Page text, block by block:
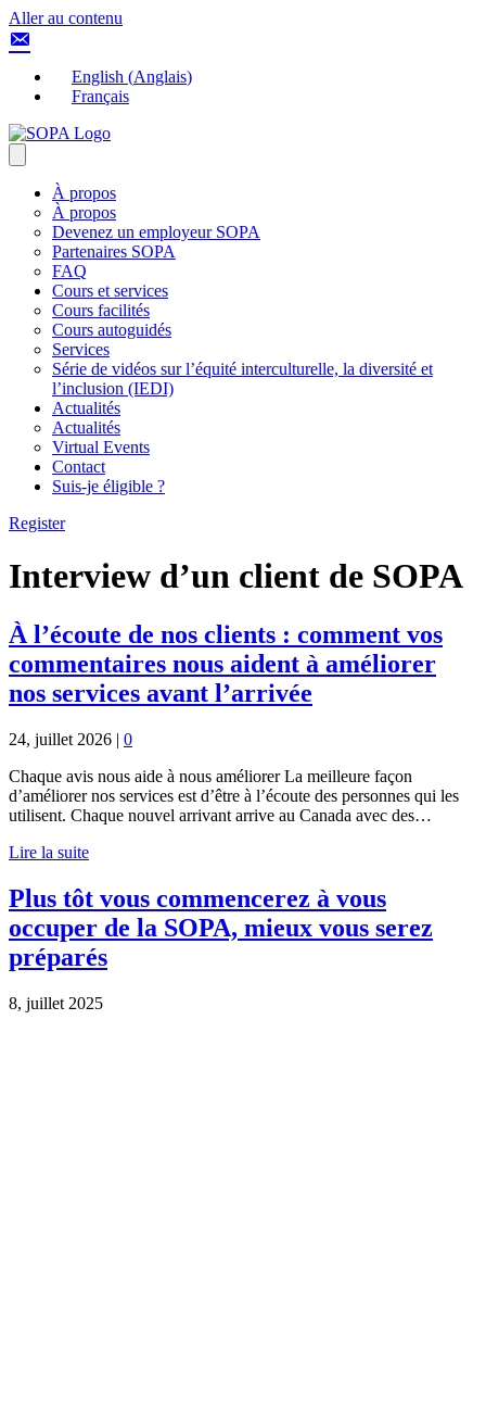
Aller au contenu
English (Anglais)
Français
À propos
À propos
Devenez un employeur SOPA
Partenaires SOPA
FAQ
Cours et services
Cours facilités
Cours autoguidés
Services
Série de vidéos sur l’équité interculturelle, la diversité et
l’inclusion (IEDI)
Actualités
Actualités
Virtual Events
Contact
Suis-je éligible ?
Register
Interview d’un client de SOPA
À l’écoute de nos clients : comment vos
commentaires nous aident à améliorer
nos services avant l’arrivée
24, juillet 2026 | 0
Chaque avis nous aide à nous améliorer La meilleure façon
d’améliorer nos services est d’être à l’écoute des personnes qui les
utilisent. Chaque nouvel arrivant arrive au Canada avec des…
Lire la suite
Plus tôt vous commencerez à vous
occuper de la SOPA, mieux vous serez
préparés
8, juillet 2025